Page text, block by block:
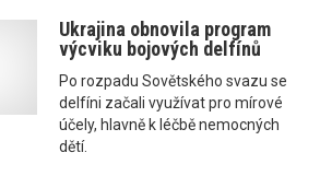
Ukrajina obnovila program
výcviku bojových delfínů
Po rozpadu Sovětského svazu se
delfíni začali využívat pro mírové
účely, hlavně k léčbě nemocných
dětí.